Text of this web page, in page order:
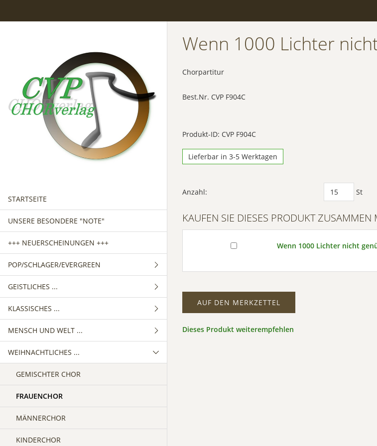
STARTSEITE
UNSERE BESONDERE "NOTE"
+++ NEUERSCHEINUNGEN +++
POP/SCHLAGER/EVERGREEN
GEMISCHTER CHOR
FRAUENCHOR
MÄNNERCHOR
GEISTLICHES ...
GEMISCHTER CHOR
FRAUENCHOR
MÄNNERCHOR
KLASSISCHES ...
GEMISCHTER CHOR
FRAUENCHOR
MÄNNERCHOR
MENSCH UND WELT ...
GEMISCHTER CHOR
FRAUENCHOR
MÄNNERCHOR
WEIHNACHTLICHES ...
GEMISCHTER CHOR
FRAUENCHOR
MÄNNERCHOR
KINDERCHOR
Wenn 1000 Lichter
Chorpartitur
Best.Nr. CVP F904C
Produkt-ID: CVP F904C
Lieferbar in 3-5 Werktagen
Anzahl: St
KAUFEN SIE DIESES PRODUKT ZUSAMMEN
Wenn 1000 Lichter nicht
AUF DEN MERKZETTEL
Dieses Produkt weiterempfehlen